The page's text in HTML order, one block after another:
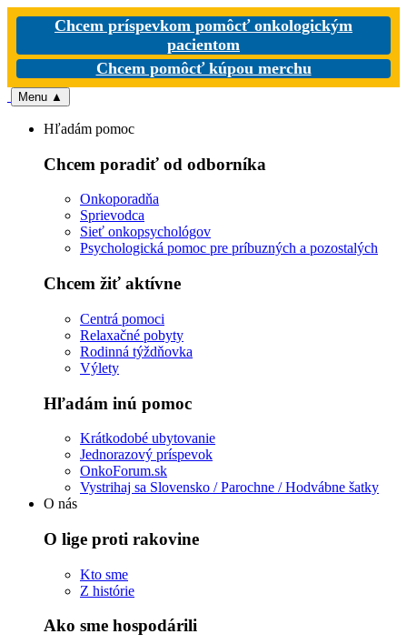
Chcem príspevkom pomôcť onkologickým
pacientom
Chcem pomôcť kúpou merchu
Menu ▲
Hľadám pomoc
Chcem poradiť od odborníka
Onkoporadňa
Sprievodca
Sieť onkopsychológov
Psychologická pomoc pre príbuzných a pozostalých
Chcem žiť aktívne
Centrá pomoci
Relaxačné pobyty
Rodinná týždňovka
Výlety
Hľadám inú pomoc
Krátkodobé ubytovanie
Jednorazový príspevok
OnkoForum.sk
Vystrihaj sa Slovensko / Parochne / Hodvábne šatky
O nás
O lige proti rakovine
Kto sme
Z histórie
Ako sme hospodárili